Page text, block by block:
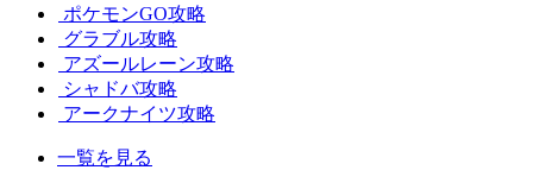
ポケモンGO攻略
グラブル攻略
アズールレーン攻略
シャドバ攻略
アークナイツ攻略
一覧を見る